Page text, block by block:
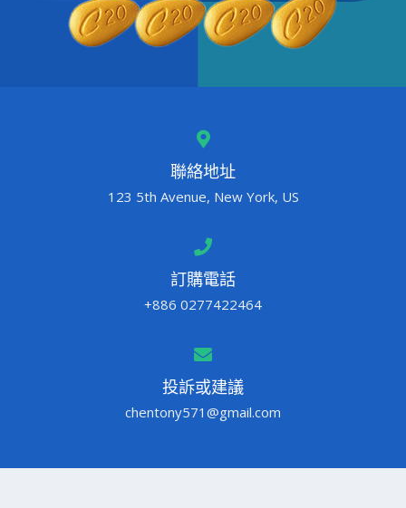
聯絡地址
123 5th Avenue, New York, US
訂購電話
+886 0277422464
投訴或建議
chentony571@gmail.com